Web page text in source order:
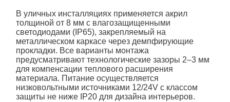
В уличных инсталляциях применяется акрил
толщиной от 8 мм с влагозащищенными
светодиодами (IP65), закрепляемый на
металлическом каркасе через демпфирующие
прокладки. Все варианты монтажа
предусматривают технологические зазоры 2–3 мм
для компенсации теплового расширения
материала. Питание осуществляется
низковольтными источниками 12/24V с классом
защиты не ниже IP20 для дизайна интерьеров.